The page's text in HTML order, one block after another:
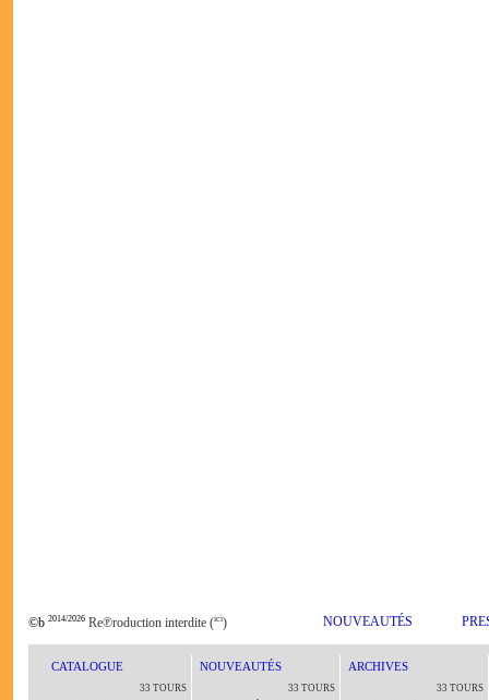
©b 2014/2026 Re℗roduction interdite (ici) NOUVEAUTÉS
CATALOGUE
33 TOURS
NOUVEAUTÉS
33 TOURS
ARCHIVES
33 TOURS